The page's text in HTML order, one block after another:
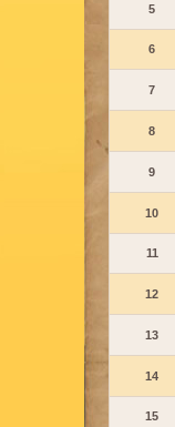
5
6
7
8
9
10
11
12
13
14
15